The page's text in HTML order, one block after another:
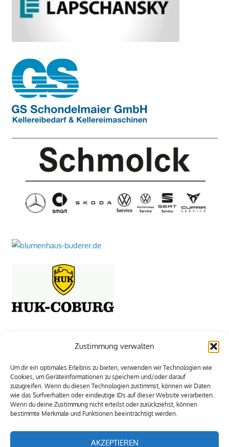
Zustimmung verwalten
Um dir ein optimales Erlebnis zu bieten, verwenden wir Technologien wie
Cookies, um Geräteinformationen zu speichern und/oder darauf
zuzugreifen. Wenn du diesen Technologien zustimmst, können wir Daten
wie das Surfverhalten oder eindeutige IDs auf dieser Website verarbeiten.
Wenn du deine Zustimmung nicht erteilst oder zurückziehst, können
bestimmte Merkmale und Funktionen beeinträchtigt werden.
AKZEPTIEREN